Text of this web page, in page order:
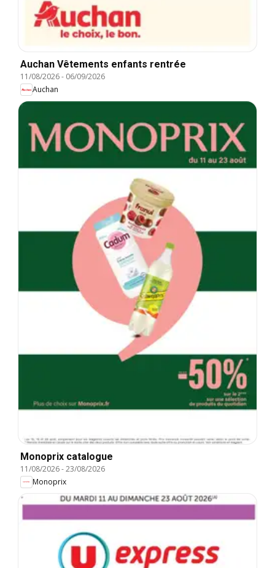
Auchan Vêtements enfants rentrée
11/08/2026- 06/09/2026
Auchan
Monoprix catalogue
11/08/2026-23/08/2026
Monoprix